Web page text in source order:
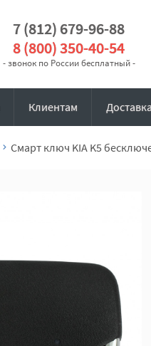
7 (812) 679-96-88
8 (800) 350-40-54
- звонок по России бесплатный -
Клиентам
Смарт ключ KIA K5